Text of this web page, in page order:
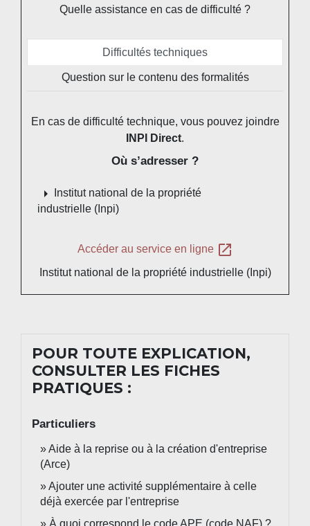
Quelle assistance en cas de difficulté ?
Difficultés techniques
Question sur le contenu des formalités
En cas de difficulté technique, vous pouvez joindre
INPI Direct.
Où s’adresser ?
arrow_right
Institut national de la propriété
industrielle (Inpi)
Accéder au service en ligne open_in_new
Institut national de la propriété industrielle (Inpi)
POUR TOUTE EXPLICATION,
CONSULTER LES FICHES
PRATIQUES :
Particuliers
Aide à la reprise ou à la création d'entreprise
(Arce)
Ajouter une activité supplémentaire à celle
déjà exercée par l'entreprise